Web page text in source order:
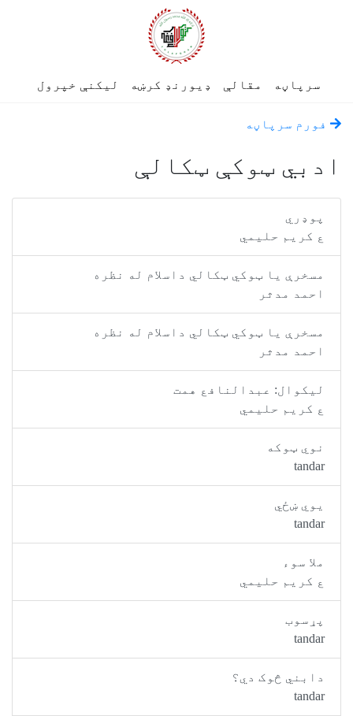
سرپاڼه مقالې ډیورنډ کرښه لیکنې خپرول
فورم سرپاڼه
ادبي ټوکې ټکالې
پوډري
ع کريم حليمي
مسخرې یا ټوکي ټکالي داسلام له نظره
احمد مدثر
مسخرې یا ټوکي ټکالي داسلام له نظره
احمد مدثر
ليکوال: عبدالنافع همت
ع کريم حليمي
نوي ټوکه
tandar
يوي ښځي
tandar
ملا سوء
ع کريم حليمي
پړسوب
tandar
دابني څوک دي؟
tandar